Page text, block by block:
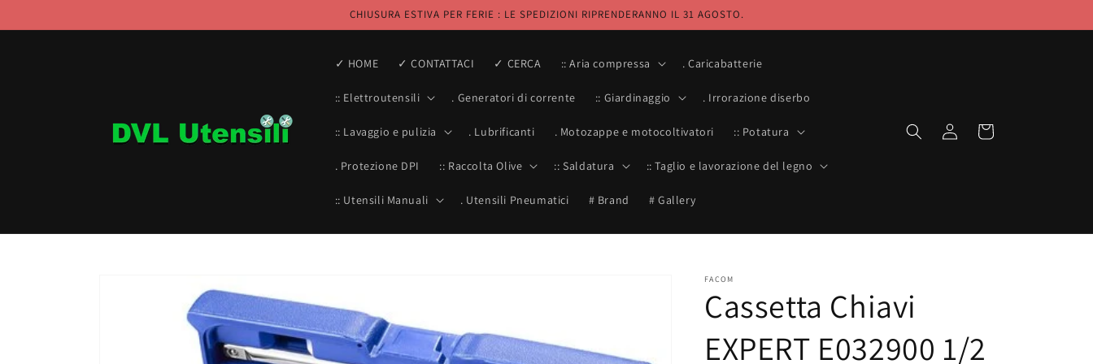
ai contenuti
CHIUSURA ESTIVA PER FERIE : LE SPEDIZIONI RIPRENDERANNO IL 31 AGOSTO.
✓ HOME ✓ CONTATTACI ✓ CERCA :: Aria compressa . Caricabatterie
:: Elettroutensili . Generatori di corrente :: Giardinaggio . Irrorazione diserbo
:: Lavaggio e pulizia . Lubrificanti . Motozappe e motocoltivatori :: Potatura
. Protezione DPI :: Raccolta Olive :: Saldatura :: Taglio e lavorazione del legno
:: Utensili Manuali . Utensili Pneumatici # Brand # Gallery
Accedi Carrello
FACOM
Cassetta Chiavi
EXPERT E032900 1/2